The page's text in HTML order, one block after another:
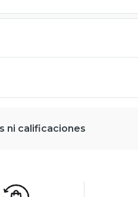
ni calificaciones